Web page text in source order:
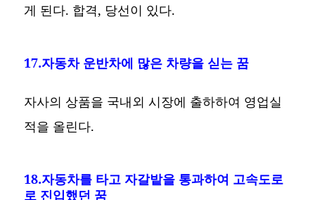
게 된다. 합격, 당선이 있다.
17.자동차 운반차에 많은 차량을 싣는 꿈
자사의 상품을 국내외 시장에 출하하여 영업실
적을 올린다.
18.자동차를 타고 자갈밭을 통과하여 고속도로
로 진입했던 꿈